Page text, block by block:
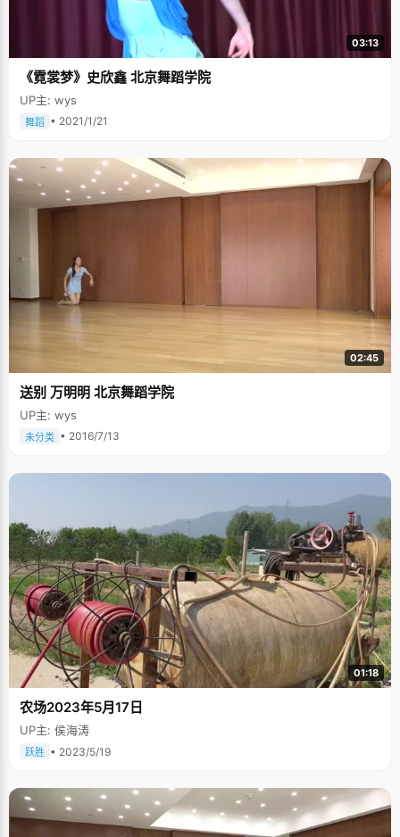
03:13
《霓裳梦》史欣鑫 北京舞蹈学院
UP主: wys
舞蹈 • 2021/1/21
02:45
送别 万明明 北京舞蹈学院
UP主: wys
未分类 • 2016/7/13
01:18
农场2023年5月17日
UP主: 侯海涛
跃胜 • 2023/5/19